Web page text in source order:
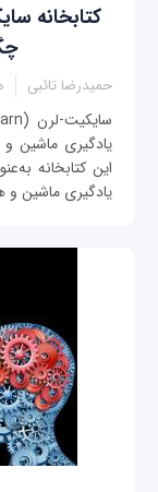
حمیدرضا تائبی
یادگیری ماشین و
این کتابخانه
یادگیری ماشین